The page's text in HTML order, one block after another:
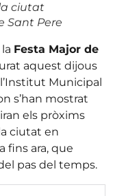
ciutat
Sant Pere
Festa Major de
aquest dijous
Municipal
s’han mostrat
els pròxims
ciutat en
fins ara, que
pas del temps.